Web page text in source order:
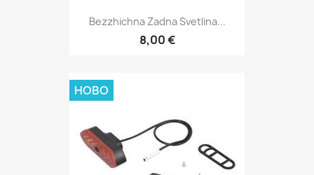
Bezzhichna Zadna Svetlina...
8,00 €
НОВО